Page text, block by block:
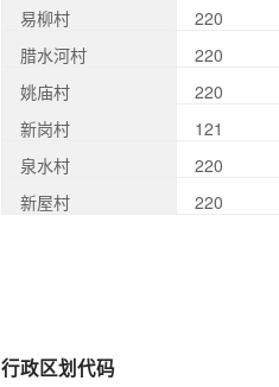
易柳村
220
腊水河村
220
姚庙村
220
新岗村
121
泉水村
220
新屋村
220
行政区划代码